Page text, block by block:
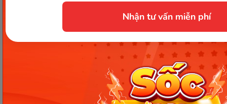
Nhận tư vấn miễn phí
lây bệnh. (Ảnh: Nguồn Internet)
Có thể chăm sóctrẻ bị cảm cúmngay tại nhà với
các cách làm bên trên. Ghi nhớ nguyên tắc hạ sốt,
giảm ho, bổ sung đầy đủ dinh dưỡng cho trẻ và cho
trẻ nghỉ ngơi nhiều hơn để nhanh chóng hồi phục.
Hãy phòng ngừa cho bé thật tốt để bảo đảm sức